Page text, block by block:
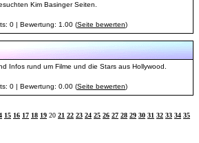
Kim Basinger Seiten.
0 | Bewertung: 1.00 (Seite bewerten)
Infos rund um Filme und die Stars aus Hollywood.
0 | Bewertung: 0.00 (Seite bewerten)
15 16 17 18 19 20 21 22 23 24 25 26 27 28 29 30 31 32 33 34 35